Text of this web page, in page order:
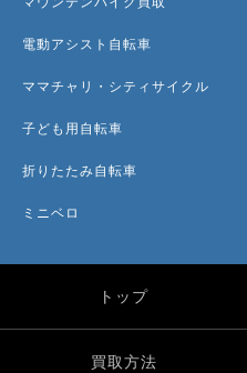
電動アシスト自転車
ママチャリ・シティサイクル
子ども用自転車
折りたたみ自転車
ミニベロ
トップ
買取方法